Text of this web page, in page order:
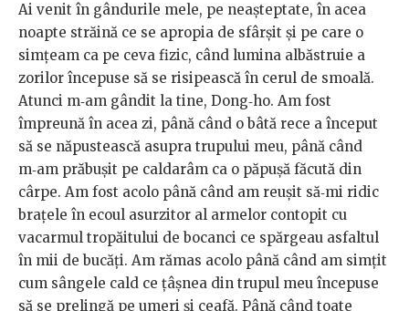
Ai venit în gândurile mele, pe neașteptate, în acea
noapte străină ce se apropia de sfârșit și pe care o
simțeam ca pe ceva fizic, când lumina albăstruie a
zorilor începuse să se risipească în cerul de smoală.
Atunci m‑am gândit la tine, Dong‑ho. Am fost
împreună în acea zi, până când o bâtă rece a început
să se năpustească asupra trupului meu, până când
m‑am prăbușit pe caldarâm ca o păpușă făcută din
cârpe. Am fost acolo până când am reușit să‑mi ridic
brațele în ecoul asurzitor al armelor contopit cu
vacarmul tropăitului de bocanci ce spărgeau asfaltul
în mii de bucăți. Am rămas acolo până când am simțit
cum sângele cald ce țâșnea din trupul meu începuse
să se prelingă pe umeri și ceafă. Până când toate